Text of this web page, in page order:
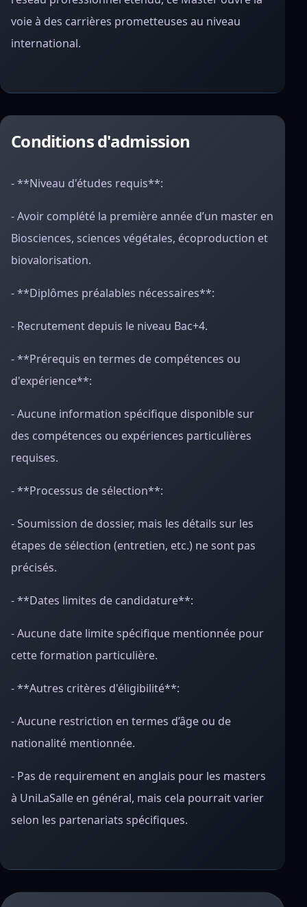
voie à des carrières prometteuses au niveau
international.
Conditions d'admission
- **Niveau d'études requis**:
- Avoir complété la première année d’un master en
Biosciences, sciences végétales, écoproduction et
biovalorisation.
- **Diplômes préalables nécessaires**:
- Recrutement depuis le niveau Bac+4.
- **Prérequis en termes de compétences ou
d'expérience**:
- Aucune information spécifique disponible sur
des compétences ou expériences particulières
requises.
- **Processus de sélection**:
- Soumission de dossier, mais les détails sur les
étapes de sélection (entretien, etc.) ne sont pas
précisés.
- **Dates limites de candidature**:
- Aucune date limite spécifique mentionnée pour
cette formation particulière.
- **Autres critères d'éligibilité**:
- Aucune restriction en termes d’âge ou de
nationalité mentionnée.
- Pas de requirement en anglais pour les masters
à UniLaSalle en général, mais cela pourrait varier
selon les partenariats spécifiques.